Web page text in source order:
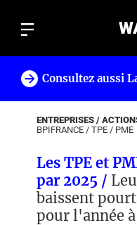
Consultez aussi
ENTREPRISES /
BPIFRANCE / TPE / PME
Les TPE et
par 2025 /
baissent
pour l'année